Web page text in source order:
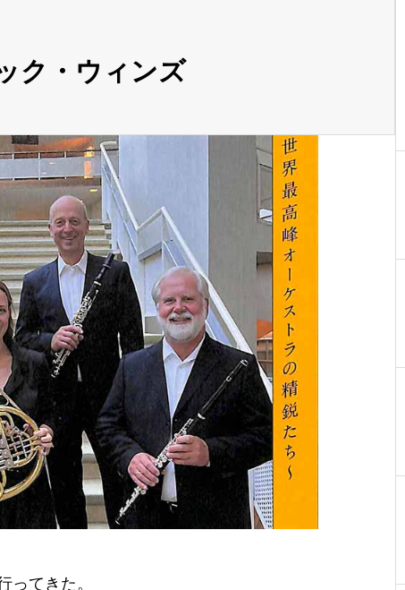
ク・ウィンズ
ってきた。